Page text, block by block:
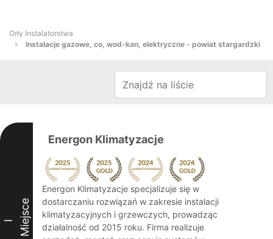
Orły Instalatorstwa
Instalacje gazowe, co, wod-kan, elektryczne - powiat stargardzki
I Miejsce
Energon Klimatyzacje
Energon Klimatyzacje specjalizuje się w
dostarczaniu rozwiązań w zakresie instalacji
klimatyzacyjnych i grzewczych, prowadząc
działalność od 2015 roku. Firma realizuje